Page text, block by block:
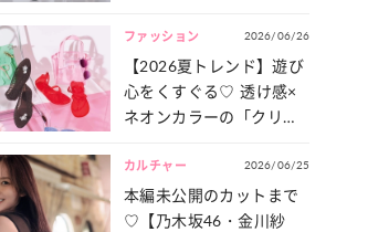
一気見せ！
ファッション 2026/06/26
【2026夏トレンド】遊び
心をくすぐる♡ 透け感×
ネオンカラーの「クリア
カルチャー 2026/06/25
本編未公開のカットまで
♡【乃木坂46・金川紗